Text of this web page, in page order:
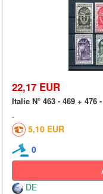
22,17 EUR
Italie N° 463 - 469 + 476
5,10 EUR
0
DE